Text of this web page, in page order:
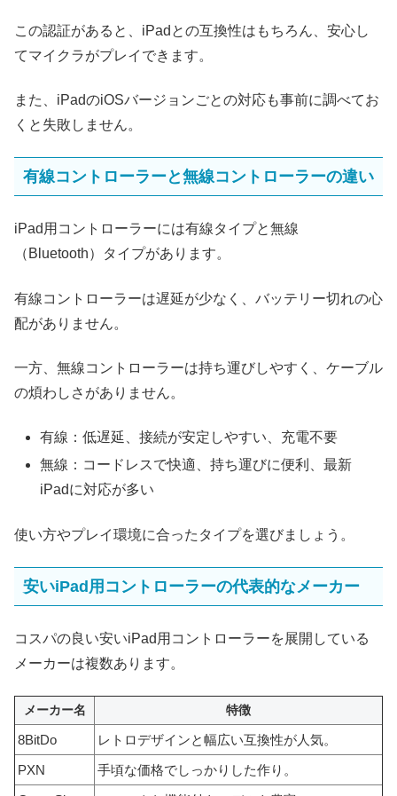
この認証があると、iPadとの互換性はもちろん、安心し
てマイクラがプレイできます。
また、iPadのiOSバージョンごとの対応も事前に調べてお
くと失敗しません。
有線コントローラーと無線コントローラーの違い
iPad用コントローラーには有線タイプと無線
（Bluetooth）タイプがあります。
有線コントローラーは遅延が少なく、バッテリー切れの心
配がありません。
一方、無線コントローラーは持ち運びしやすく、ケーブル
の煩わしさがありません。
有線：低遅延、接続が安定しやすい、充電不要
無線：コードレスで快適、持ち運びに便利、最新
iPadに対応が多い
使い方やプレイ環境に合ったタイプを選びましょう。
安いiPad用コントローラーの代表的なメーカー
コスパの良い安いiPad用コントローラーを展開している
メーカーは複数あります。
メーカー名 特徴
8BitDo
レトロデザインと幅広い互換性が人気。
PXN
手頃な価格でしっかりした作り。